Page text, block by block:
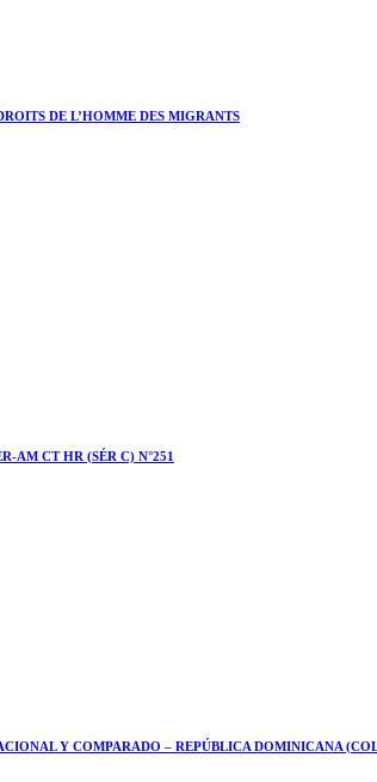
DE L’HOMME DES MIGRANTS
AM CT HR (SÉR C) N°251
Y COMPARADO – REPÚBLICA DOMINICANA